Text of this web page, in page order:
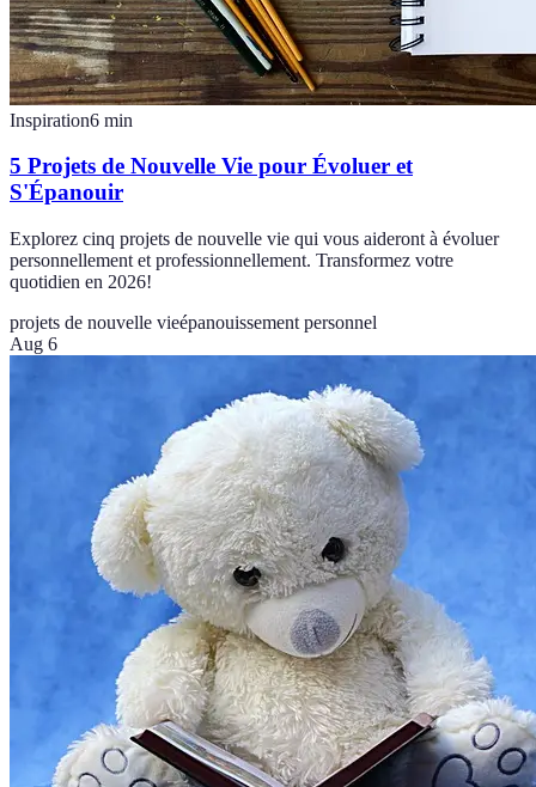
Inspiration6 min
5 Projets de Nouvelle Vie pour Évoluer et
S'Épanouir
Explorez cinq projets de nouvelle vie qui vous aideront à évoluer
personnellement et professionnellement. Transformez votre
quotidien en 2026!
projets de nouvelle vieépanouissement personnel
Aug 6